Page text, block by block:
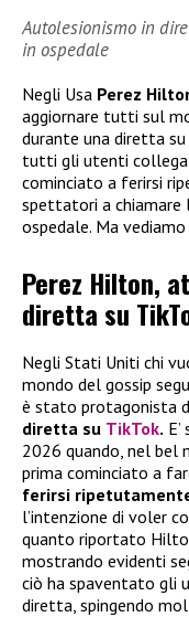
Autolesionismo in
in ospedale
Negli Usa Perez
aggiornare tutti sul
durante una diretta
tutti gli utenti
cominciato a ferirsi
spettatori a
ospedale. Ma
Perez Hilton,
diretta su
Negli Stati Uniti chi
mondo del gossip
è stato protagonista
diretta su TikTok.
2026 quando, nel bel
prima cominciato a
ferirsi
l’intenzione di voler
quanto riportato
mostrando evidenti
ciò ha spaventato gli
diretta, spingendo